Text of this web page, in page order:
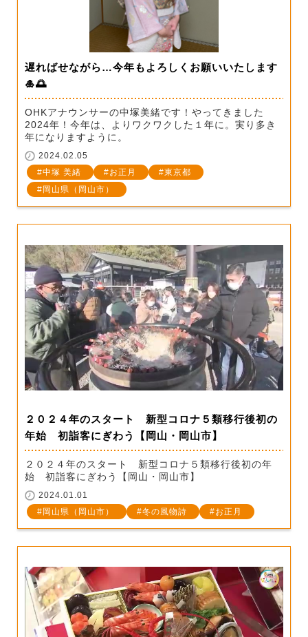
遅ればせながら…今年もよろしくお願いいたします
🎍🌅
OHKアナウンサーの中塚美緒です！やってきました
2024年！今年は、よりワクワクした１年に。実り多き
年になりますように。
2024.02.05
中塚 美緒
お正月
東京都
岡山県（岡山市）
２０２４年のスタート 新型コロナ５類移行後初の
年始 初詣客にぎわう【岡山・岡山市】
２０２４年のスタート 新型コロナ５類移行後初の年
始 初詣客にぎわう【岡山・岡山市】
2024.01.01
岡山県（岡山市）
冬の風物詩 お正月